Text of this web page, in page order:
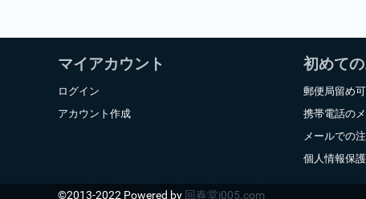
マイアカウント
ログイン
アカウント作成
初めて
郵便局留め
携帯電話の
メールでの
個人情報保
©2013-2022 Powered by 回春堂i005.com